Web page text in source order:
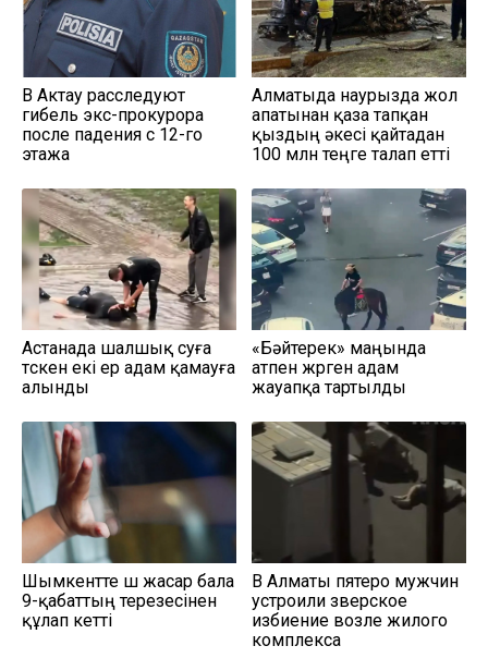
В Актау расследуют
гибель экс-прокурора
после падения с 12-го
этажа
Алматыда наурызда жол
апатынан қаза тапқан
қыздың әкесі қайтадан
100 млн теңге талап етті
Астанада шалшық суға
түскен екі ер адам қамауға
алынды
«Бәйтерек» маңында
атпен жүрген адам
жауапқа тартылды
Шымкентте үш жасар бала
9-қабаттың терезесінен
құлап кетті
В Алматы пятеро мужчин
устроили зверское
избиение возле жилого
комплекса